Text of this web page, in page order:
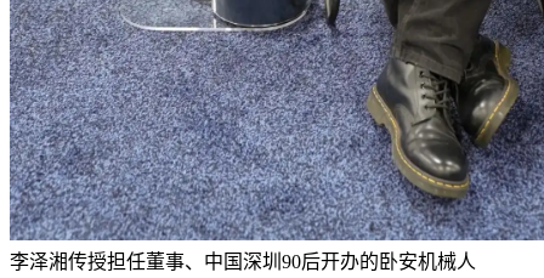
李泽湘传授担任董事、中国深圳90后开办的卧安机械人